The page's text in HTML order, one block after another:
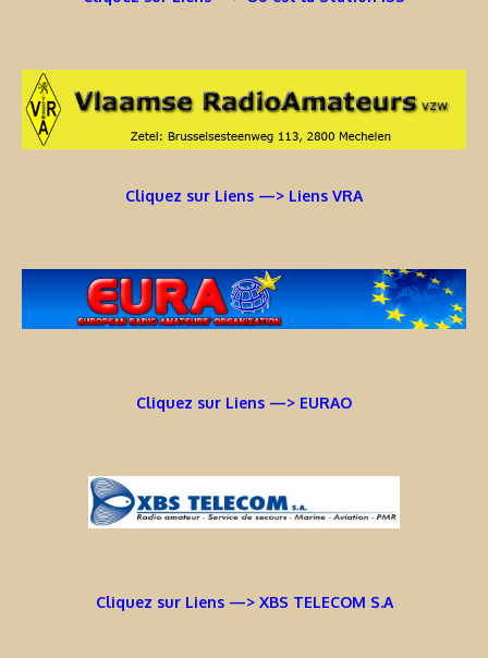
Cliquez sur Liens —> Liens VRA
Cliquez sur Liens —> EURAO
Cliquez sur Liens —> XBS TELECOM S.A